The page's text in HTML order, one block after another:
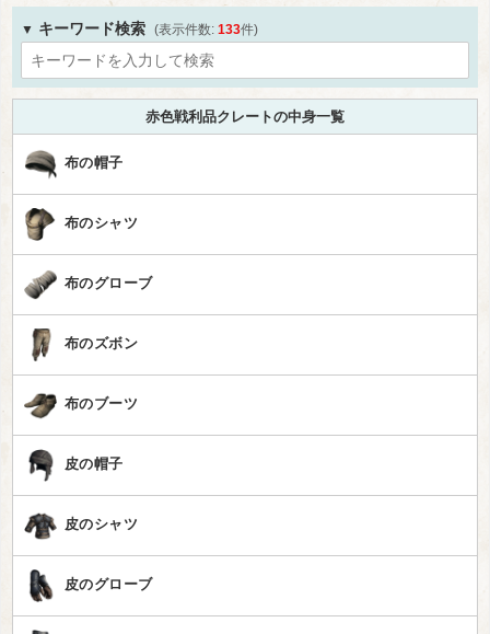
キーワード検索 133
赤色戦利品クレートの中身一覧
布の帽子
布のシャツ
布のグローブ
布のズボン
布のブーツ
皮の帽子
皮のシャツ
皮のグローブ